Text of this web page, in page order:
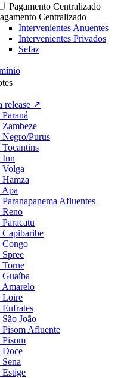
Pagamento Centralizado
Centralizado
Intervenientes Anuentes
Intervenientes Privados
Sefaz
release ↗
Zambeze
Negro/Purus
Tocantins
Inn
Volga
Hamza
Apa
Paranapanema Afluentes
Reno
Capibaribe
Congo
Spree
Torne
Guaíba
Amarelo
Loire
Eufrates
São João
Pisom Afluente
Pisom
Doce
Estige